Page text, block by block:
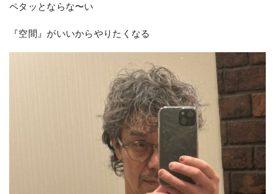
ペタッとならな〜い
『空間』がいいからやりたくなる